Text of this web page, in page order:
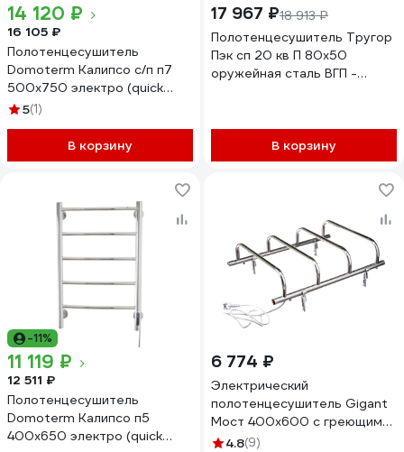
14 120 ₽
16 105 ₽
Полотенцесушитель
Domoterm Калипсо с/п п7
500x750 электро (quick
touch) 4680746599288
5(1)
В корзину
17 967 ₽18 913 ₽
Полотенцесушитель Тругор
Пэк сп 20 кв П 80х50
оружейная сталь ВГП -
В корзину
-11%
11 119 ₽
12 511 ₽
Полотенцесушитель
Domoterm Калипсо п5
400x650 электро (quick
6 774 ₽
Электрический
полотенцесушитель Gigant
Мост 400x600 с греющим
кабелем /4 п/ PEG-06-00
4.8(9)